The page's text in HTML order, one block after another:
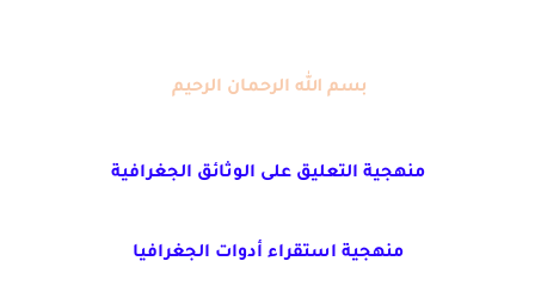
بسم الله الرحمان الرحيم
منهجية التعليق على الوثائق الجغرافية
منهجية استقراء أدوات الجغرافيا